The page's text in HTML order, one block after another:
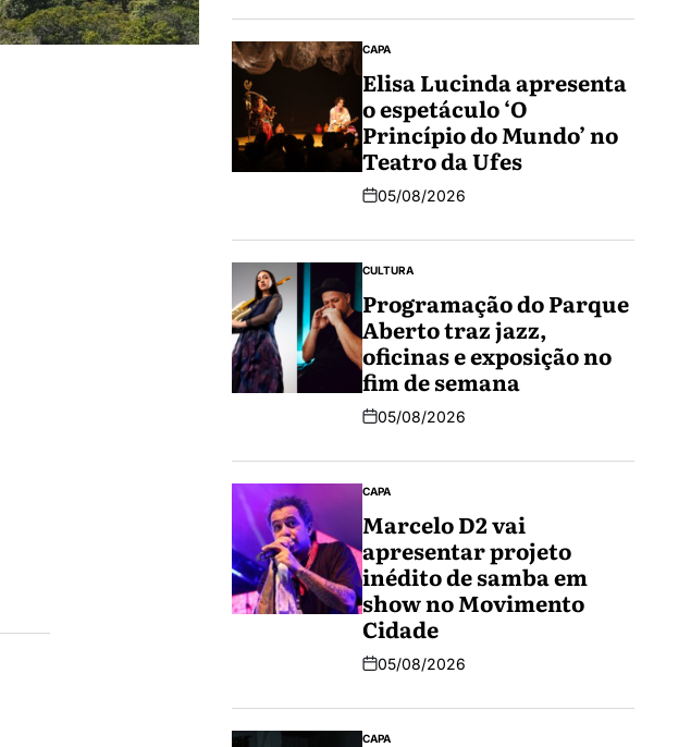
CAPA
Elisa Lucinda apresenta
o espetáculo ‘O
Princípio do Mundo’ no
Teatro da Ufes
05/08/2026
CULTURA
Programação do Parque
Aberto traz jazz,
oficinas e exposição no
fim de semana
05/08/2026
CAPA
Marcelo D2 vai
apresentar projeto
inédito de samba em
show no Movimento
Cidade
05/08/2026
CAPA